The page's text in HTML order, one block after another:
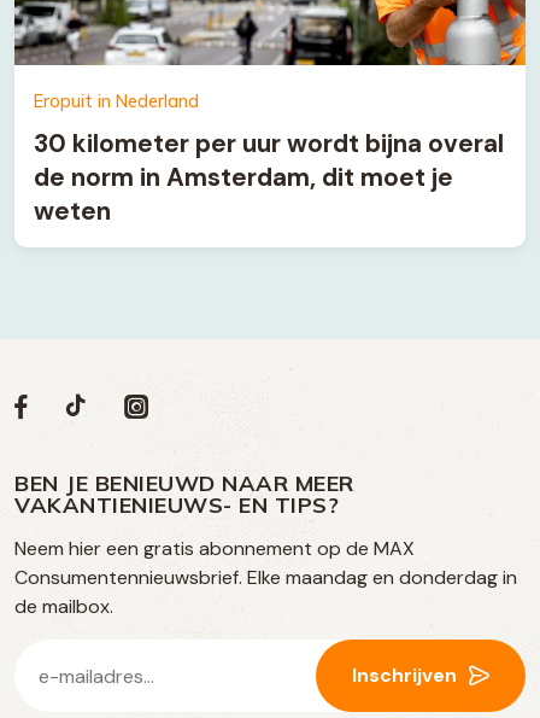
Eropuit in Nederland
30 kilometer per uur wordt bijna overal
de norm in Amsterdam, dit moet je
weten
Volg
op
social
media
Social
Volg
op
Facebook
Volg
op
TikTok
Volg
op
Instagram
BEN JE BENIEUWD NAAR MEER
VAKANTIENIEUWS- EN TIPS?
Neem hier een gratis abonnement op de MAX
Consumentennieuwsbrief. Elke maandag en donderdag in
de mailbox.
mailadres
Inschrijven